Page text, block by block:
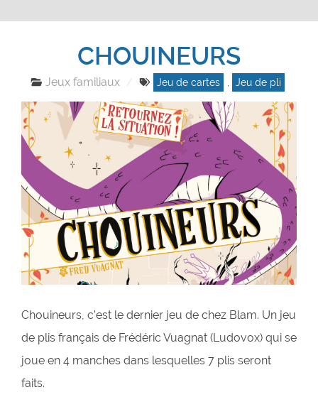
CHOUINEURS
Jeux familiaux Jeu de cartes , Jeu de pli
Chouineurs, c’est le dernier jeu de chez Blam. Un jeu
de plis français de Frédéric Vuagnat (Ludovox) qui se
joue en 4 manches dans lesquelles 7 plis seront
faits.